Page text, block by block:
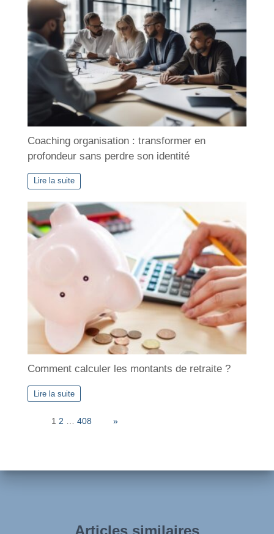
v
e
s
Coaching organisation : transformer en
profondeur sans perdre son identité
Lire la suite
Comment calculer les montants de retraite ?
Lire la suite
1 2 408 »
Articles similaires